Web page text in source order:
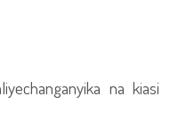
na kiasi